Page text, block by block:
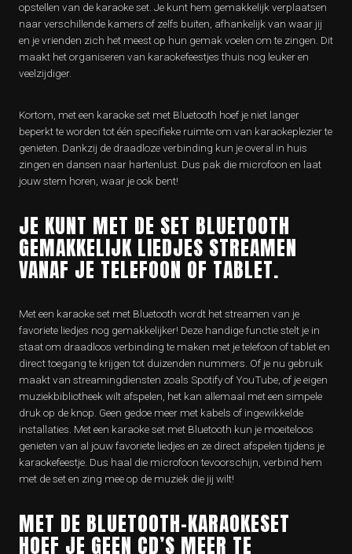
opstellen van de karaoke set. Je kunt hem gemakkelijk verplaatsen
naar verschillende kamers of zelfs buiten, afhankelijk van waar jij
en je vrienden zich het meest op hun gemak voelen om te zingen. Dit
maakt het organiseren van karaokefeestjes thuis nog leuker en
veelzijdiger.
Kortom, met een karaoke set met Bluetooth hoef je niet langer
beperkt te worden tot één specifieke ruimte om van karaokeplezier te
genieten. Dankzij de draadloze verbinding kun je overal in huis
zingen en dansen naar hartenlust. Dus pak die microfoon en laat
jouw stem horen, waar je ook bent!
JE KUNT MET DE SET BLUETOOTH
GEMAKKELIJK LIEDJES STREAMEN
VANAF JE TELEFOON OF TABLET.
Met een karaoke set met Bluetooth wordt het streamen van je
favoriete liedjes nog gemakkelijker! Deze handige functie stelt je in
staat om draadloos verbinding te maken met je telefoon of tablet en
direct toegang te krijgen tot duizenden nummers. Of je nu gebruik
maakt van streamingdiensten zoals Spotify of YouTube, of je eigen
muziekbibliotheek wilt afspelen, het kan allemaal met een simpele
druk op de knop. Geen gedoe meer met kabels of ingewikkelde
installaties. Met een karaoke set met Bluetooth kun je moeiteloos
genieten van al jouw favoriete liedjes en ze direct afspelen tijdens je
karaokefeestje. Dus haal die microfoon tevoorschijn, verbind hem
met de set en zing mee op de muziek die jij wilt!
MET DE BLUETOOTH-KARAOKESET
HOEF JE GEEN CD’S MEER TE